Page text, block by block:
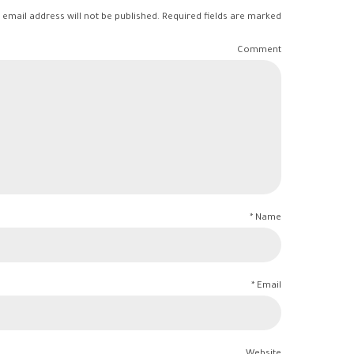
email address will not be published. Required fields are marked *
Comment
Name *
Email *